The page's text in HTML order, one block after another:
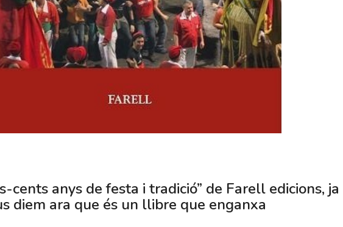
cents anys de festa i tradició” de Farell edicions, ja
diem ara que és un llibre que enganxa